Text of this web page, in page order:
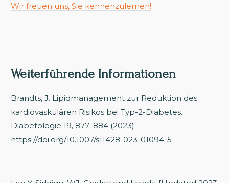
Wir freuen uns, Sie kennenzulernen!
Weiterführende Informationen
Brandts, J. Lipidmanagement zur Reduktion des
kardiovaskulären Risikos bei Typ-2-Diabetes.
Diabetologie 19, 877–884 (2023).
https://doi.org/10.1007/s11428-023-01094-5